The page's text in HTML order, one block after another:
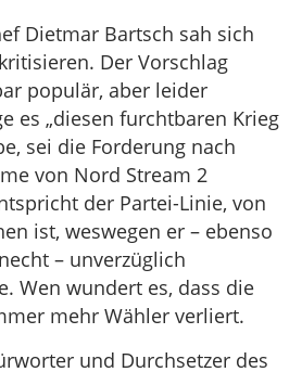
Dietmar Bartsch sah sich
Der Vorschlag
populär, aber leider
es „diesen furchtbaren Krieg
sei die Forderung nach
von Nord Stream 2
der Partei-Linie, von
ist, weswegen er – ebenso
– unverzüglich
Wen wundert es, dass die
mehr Wähler verliert.
und Durchsetzer des